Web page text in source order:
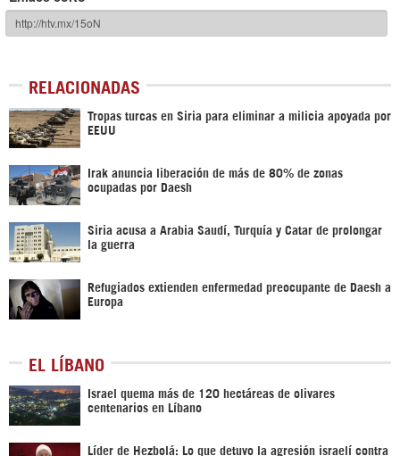
RELACIONADAS
Tropas turcas en Siria para eliminar a milicia apoyada por
EEUU
Irak anuncia liberación de más de 80% de zonas
ocupadas por Daesh
Siria acusa a Arabia Saudí, Turquía y Catar de prolongar
la guerra
Refugiados extienden enfermedad preocupante de Daesh a
Europa
EL LÍBANO
Israel quema más de 120 hectáreas de olivares
centenarios en Líbano
Líder de Hezbolá: Lo que detuvo la agresión israelí contra